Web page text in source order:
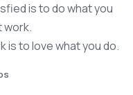
is to do what you
work.
is to love what you do.